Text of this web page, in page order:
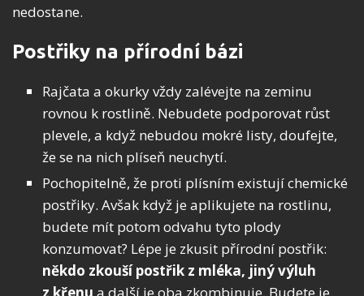
nedostane.
Postřiky na přírodní bázi
Rajčata a okurky vždy zalévejte na zeminu
rovnou k rostlině. Nebudete podporovat růst
plevele, a když nebudou mokré listy, doufejte,
že se na nich plíseň neuchytí.
Pochopitelně, že proti plísním existují chemické
postřiky. Avšak když je aplikujete na rostlinu,
budete mít potom odvahu tyto plody
konzumovat? Lépe je zkusit přírodní postřik:
někdo zkouší postřik z mléka, jiný výluh